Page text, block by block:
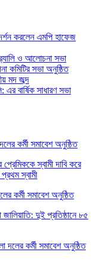
করলেন এমপি হাফেজ
ও আলোচনা সভা
কমিটির সভা অনুষ্ঠিত
মদ জব্দ
এর বার্ষিক সাধারণ সভা
কর্মী সমাবেশ অনুষ্ঠিত
স্বামী দাবি করে
স্বামী
কর্মী সমাবেশ অনুষ্ঠিত
দুই প্রতিষ্ঠানে ৮৫
দলের কর্মী সমাবেশ অনুষ্ঠিত